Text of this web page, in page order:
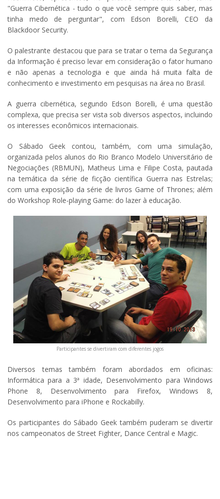
"Guerra Cibernética - tudo o que você sempre quis saber, mas
tinha medo de perguntar", com Edson Borelli, CEO da
Blackdoor Security.
O palestrante destacou que para se tratar o tema da Segurança
da Informação é preciso levar em consideração o fator humano
e não apenas a tecnologia e que ainda há muita falta de
conhecimento e investimento em pesquisas na área no Brasil.
A guerra cibernética, segundo Edson Borelli, é uma questão
complexa, que precisa ser vista sob diversos aspectos, incluindo
os interesses econômicos internacionais.
O Sábado Geek contou, também, com uma simulação,
organizada pelos alunos do Rio Branco Modelo Universitário de
Negociações (RBMUN), Matheus Lima e Filipe Costa, pautada
na temática da série de ficção científica Guerra nas Estrelas;
com uma exposição da série de livros Game of Thrones; além
do Workshop Role-playing Game: do lazer à educação.
Participantes se divertiram com diferentes jogos
Diversos temas também foram abordados em oficinas:
Informática para a 3ª idade, Desenvolvimento para Windows
Phone 8, Desenvolvimento para Firefox, Windows 8,
Desenvolvimento para iPhone e Rockabilly.
Os participantes do Sábado Geek também puderam se divertir
nos campeonatos de Street Fighter, Dance Central e Magic.